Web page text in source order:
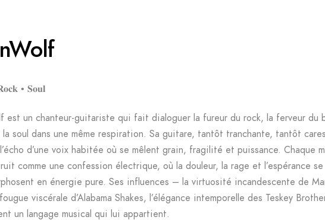
• 𝐒𝐨𝐮𝐥
est un chanteur-guitariste qui fait dialoguer la fureur du rock, la ferveur du
la soul dans une même respiration. Sa guitare, tantôt tranchante, tantôt
d’une voix habitée où se mêlent grain, fragilité et puissance. Chaque
comme une confession électrique, où la douleur, la rage et l’espérance se
en énergie pure. Ses influences – la virtuosité incandescente de
viscérale d’Alabama Shakes, l’élégance intemporelle des Teskey
un langage musical qui lui appartient.